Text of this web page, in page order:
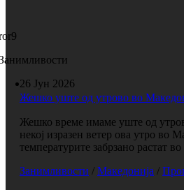
26 Јун 2026
Жешко уште од утрово во
Жешко време имаме уште од
некој изразен ветер ова утро во
температурите забрзано растат
Занимливости / Македонија /